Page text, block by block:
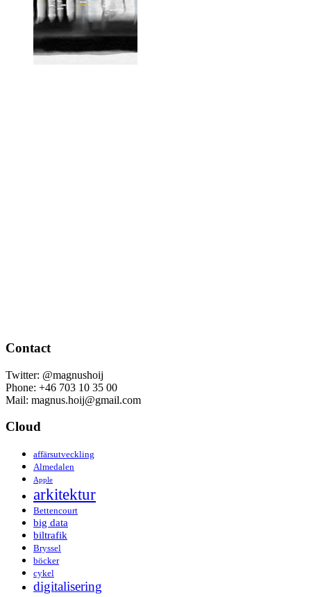
Contact
Twitter: @magnushoij
Phone: +46 703 10 35 00
Mail: magnus.hoij@gmail.com
Cloud
affärsutveckling
Almedalen
Apple
arkitektur
Bettencourt
big data
biltrafik
Bryssel
böcker
cykel
digitalisering